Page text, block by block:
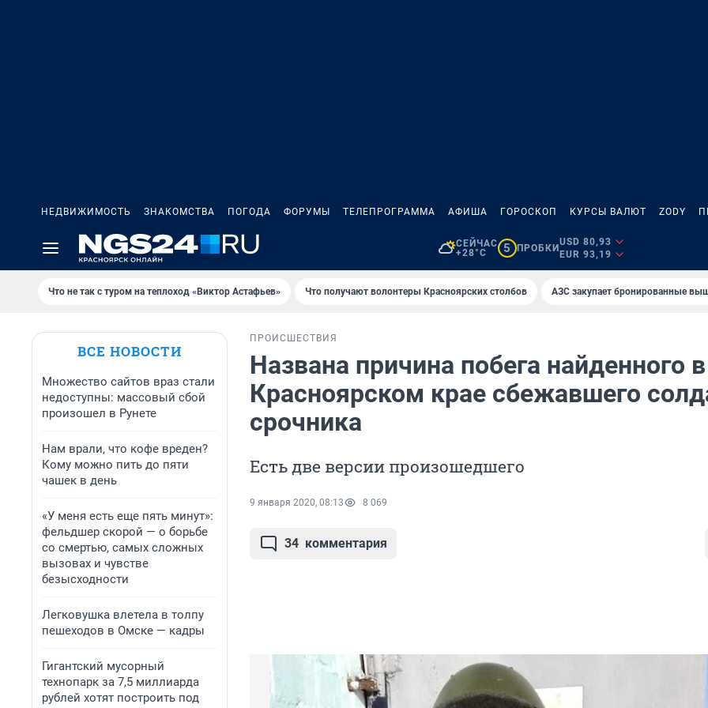
НЕДВИЖИМОСТЬ ЗНАКОМСТВА ПОГОДА ФОРУМЫ ТЕЛЕПРОГРАММА АФИША ГОРОСКОП КУРСЫ ВАЛЮТ ZODY
СЕЙЧАС
+28°C
5 ПРОБКИ
USD 80,93
EUR 93,19
Что не так с туром на теплоход «Виктор Астафьев» Что получают волонтеры Красноярских столбов AЗС закупает бронированные
ВСЕ НОВОСТИ
Множество сайтов враз стали
недоступны: массовый сбой
произошел в Рунете
Нам врали, что кофе вреден?
Кому можно пить до пяти
чашек в день
«У меня есть еще пять минут»:
фельдшер скорой — о борьбе
со смертью, самых сложных
вызовах и чувстве
безысходности
Легковушка влетела в толпу
пешеходов в Омске — кадры
Гигантский мусорный
технопарк за 7,5 миллиарда
рублей хотят построить под
ПРОИСШЕСТВИЯ
Названа причина побега найденного в
Красноярском крае сбежавшего
срочника
Есть две версии произошедшего
9 января 2020, 08:13 8 069
34 комментария